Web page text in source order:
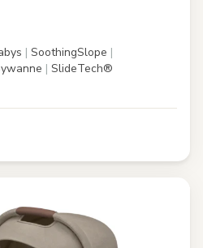
| SoothingSlope |
| SlideTech®